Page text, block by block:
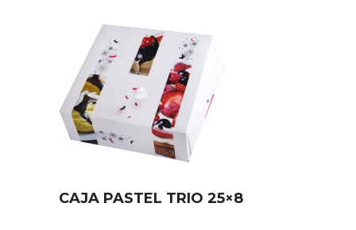
CAJA PASTEL TRIO 25×8